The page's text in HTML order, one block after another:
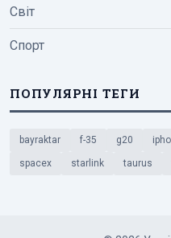
Світ
Спорт
ПОПУЛЯРНІ ТЕГИ
bayraktar f-35 g20
spacex starlink taurus